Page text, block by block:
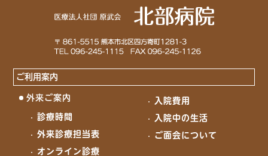
ご利用案内
外来ご案内
診療時間
外来診療担当表
オンライン診療
入院費用
入院中の生活
ご面会について